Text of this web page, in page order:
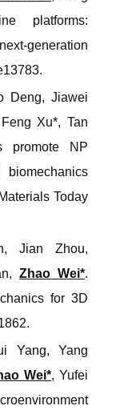
platforms:
generation
Deng, Jiawei
Xu*, Tan
promote NP
Materials Today
Jian Zhou,
Zhao Wei*.
for 3D
Yang, Yang
Wei*, Yufei